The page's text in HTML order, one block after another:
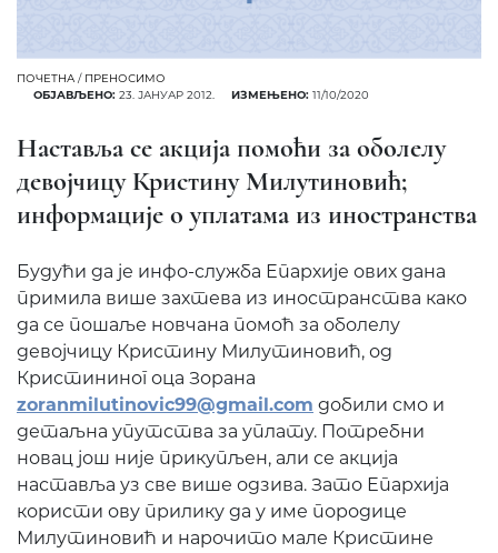
ПОЧЕТНА / ПРЕНОСИМО
ОБЈАВЉЕНО: 23. ЈАНУАР 2012. ИЗМЕЊЕНО: 11/10/2020
Наставља се акција помоћи за оболелу
девојчицу Кристину Милутиновић;
информације о уплатама из иностранства
Будући да је инфо-служба Епархије ових дана
примила више захтева из иностранства како
да се пошаље новчана помоћ за оболелу
девојчицу Кристину Милутиновић, од
Кристининог оца Зорана
zoranmilutinovic99@gmail.com добили смо и
детаљна упутства за уплату. Потребни
новац још није прикупљен, али се акција
наставља уз све више одзива. Зато Епархија
користи ову прилику да у име породице
Милутиновић и нарочито мале Кристине